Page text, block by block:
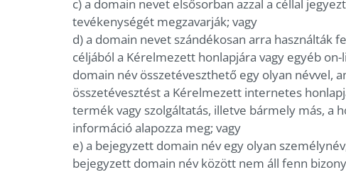
c) a domain nevet elsősorban azzal a céllal
tevékenységét megzavarják; vagy
d) a domain nevet szándékosan arra használták
céljából a Kérelmezett honlapjára vagy egyéb
domain név összetéveszthető egy olyan névvel,
összetévesztést a Kérelmezett internetes
termék vagy szolgáltatás, illetve bármely más, a
információ alapozza meg; vagy
e) a bejegyzett domain név egy olyan
bejegyzett domain név között nem áll fenn